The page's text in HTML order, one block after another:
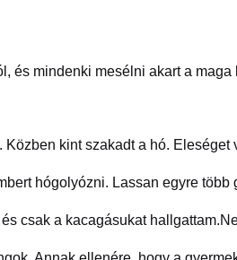
és mindenki mesélni akart a maga
kint szakadt a hó. Eleséget
hógolyózni. Lassan egyre több
csak a kacagásukat